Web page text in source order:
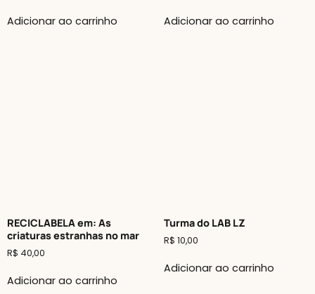
Adicionar ao carrinho Adicionar ao carrinho
RECICLABELA em: As
criaturas estranhas no mar
R$ 40,00
Adicionar ao carrinho
Turma do LAB LZ
R$ 10,00
Adicionar ao carrinho